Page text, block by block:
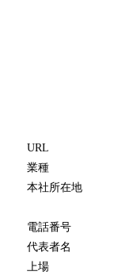
URL
業種
本社所在地
電話番号
代表者名
上場